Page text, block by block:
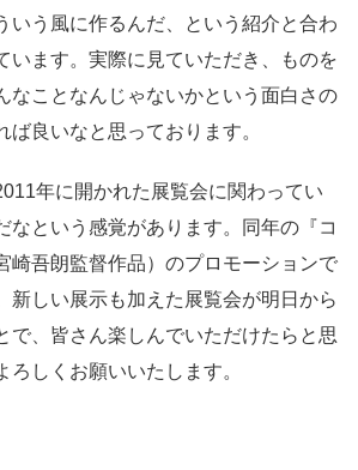
いう風に作るんだ、という紹介と合わ
います。実際に見ていただき、ものを
なことなんじゃないかという面白さの
ば良いなと思っております。
年に開かれた展覧会に関わってい
なという感覚があります。同年の『コ
崎吾朗監督作品）のプロモーションで
新しい展示も加えた展覧会が明日から
で、皆さん楽しんでいただけたらと思
ろしくお願いいたします。